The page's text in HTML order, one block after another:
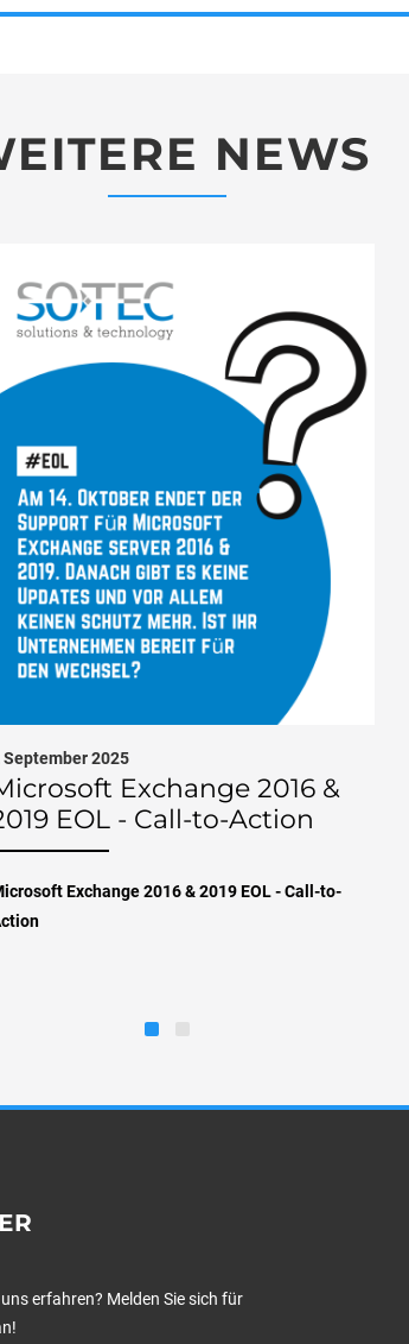
NEWS
September 2025
Exchange 2016 &
EOL - Call-to-Action
Exchange 2016 & 2019 EOL - Call-to-
erfahren? Melden Sie sich für